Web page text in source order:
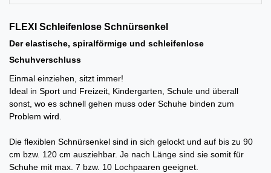
FLEXI Schleifenlose Schnürsenkel
Der elastische, spiralförmige und schleifenlose
Schuhverschluss
Einmal einziehen, sitzt immer!
Ideal in Sport und Freizeit, Kindergarten, Schule und überall
sonst, wo es schnell gehen muss oder Schuhe binden zum
Problem wird.
Die flexiblen Schnürsenkel sind in sich gelockt und auf bis zu 90
cm bzw. 120 cm ausziehbar. Je nach Länge sind sie somit für
Schuhe mit max. 7 bzw. 10 Lochpaaren geeignet.